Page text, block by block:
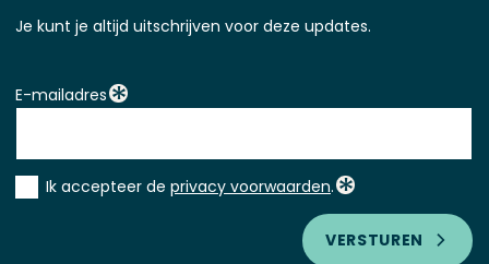
Je kunt je altijd uitschrijven voor deze updates.
E-mailadres
Instemming
Ik accepteer de privacy voorwaarden.
VERSTUREN